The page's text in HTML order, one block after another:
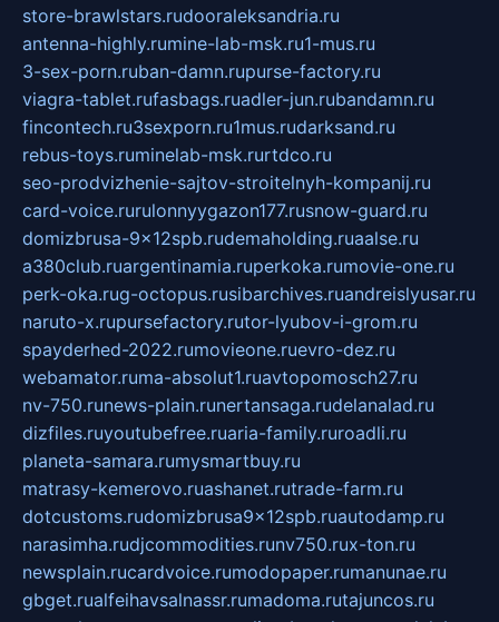
store-brawlstars.rudooraleksandria.ru
antenna-highly.rumine-lab-msk.ru1-mus.ru
3-sex-porn.ruban-damn.rupurse-factory.ru
viagra-tablet.rufasbags.ruadler-jun.rubandamn.ru
fincontech.ru3sexporn.ru1mus.rudarksand.ru
rebus-toys.ruminelab-msk.rurtdco.ru
seo-prodvizhenie-sajtov-stroitelnyh-kompanij.ru
card-voice.rurulonnyygazon177.rusnow-guard.ru
domizbrusa-9x12spb.rudemaholding.ruaalse.ru
a380club.ruargentinamia.ruperkoka.rumovie-one.ru
perk-oka.rug-octopus.rusibarchives.ruandreislyusar.ru
naruto-x.rupursefactory.rutor-lyubov-i-grom.ru
spayderhed-2022.rumovieone.ruevro-dez.ru
webamator.ruma-absolut1.ruavtopomosch27.ru
nv-750.runews-plain.runertansaga.rudelanalad.ru
dizfiles.ruyoutubefree.ruaria-family.ruroadli.ru
planeta-samara.rumysmartbuy.ru
matrasy-kemerovo.ruashanet.rutrade-farm.ru
dotcustoms.rudomizbrusa9x12spb.ruautodamp.ru
narasimha.rudjcommodities.runv750.rux-ton.ru
newsplain.rucardvoice.rumodopaper.rumanunae.ru
gbget.rualfeihavsalnassr.rumadoma.rutajuncos.ru